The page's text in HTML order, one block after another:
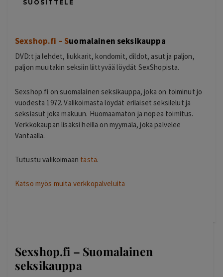
SUOSITTELE
Sexshop.fi – Suomalainen seksikauppa
DVD:t ja lehdet, liukkarit, kondomit, dildot, asut ja paljon,
paljon muutakin seksiin liittyvää löydät SexShopista.
Sexshop.fi on suomalainen seksikauppa, joka on toiminut jo
vuodesta 1972. Valikoimasta löydät erilaiset seksilelut ja
seksiasut joka makuun. Huomaamaton ja nopea toimitus.
Verkkokaupan lisäksi heillä on myymälä, joka palvelee
Vantaalla.
Tutustu valikoimaan tästä.
Katso myös muita verkkopalveluita
Sexshop.fi – Suomalainen
seksikauppa